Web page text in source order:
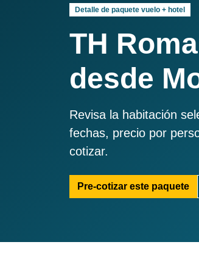
Detalle de paquete vuelo + hotel
TH
desde
Revisa la habitación
fechas, precio por
cotizar.
Pre-cotizar este paquete